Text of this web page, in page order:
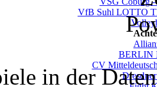
VfB Suhl LOTTO
BERLIN
CV
in der